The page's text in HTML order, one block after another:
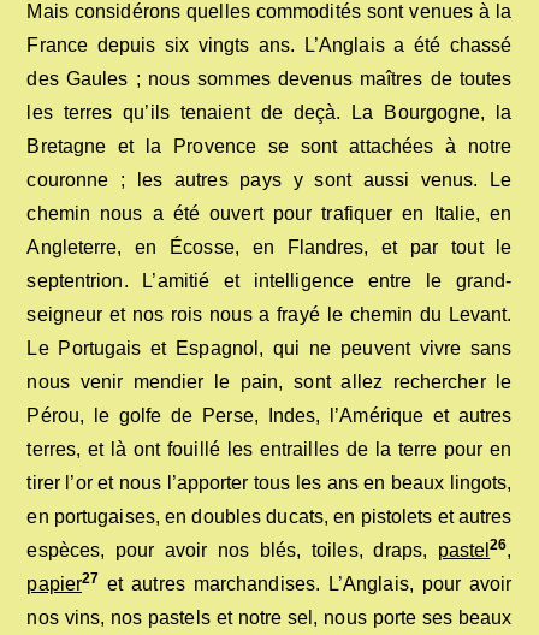
Mais considérons quelles commodités sont venues à la
France depuis six vingts ans. L’Anglais a été chassé
des Gaules ; nous sommes devenus maîtres de toutes
les terres qu’ils tenaient de deçà. La Bourgogne, la
Bretagne et la Provence se sont attachées à notre
couronne ; les autres pays y sont aussi venus. Le
chemin nous a été ouvert pour trafiquer en Italie, en
Angleterre, en Écosse, en Flandres, et par tout le
septentrion. L’amitié et intelligence entre le grand-
seigneur et nos rois nous a frayé le chemin du Levant.
Le Portugais et Espagnol, qui ne peuvent vivre sans
nous venir mendier le pain, sont allez rechercher le
Pérou, le golfe de Perse, Indes, l’Amérique et autres
terres, et là ont fouillé les entrailles de la terre pour en
tirer l’or et nous l’apporter tous les ans en beaux lingots,
en portugaises, en doubles ducats, en pistolets et autres
espèces, pour avoir nos blés, toiles, draps, pastel26,
papier27 et autres marchandises. L’Anglais, pour avoir
nos vins, nos pastels et notre sel, nous porte ses beaux